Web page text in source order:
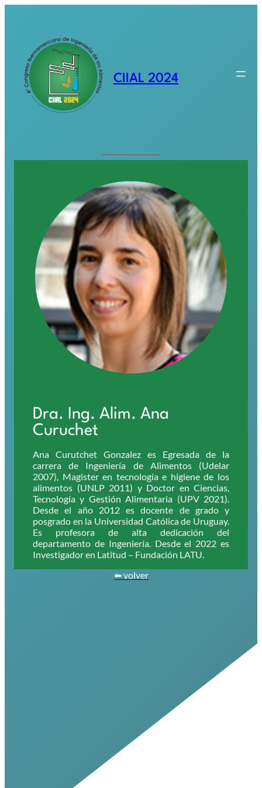
CIIAL 2024
Dra. Ing. Alim. Ana
Curuchet
Ana Curutchet Gonzalez es Egresada de la
carrera de Ingeniería de Alimentos (Udelar
2007), Magister en tecnología e higiene de los
alimentos (UNLP 2011) y Doctor en Ciencias,
Tecnología y Gestión Alimentaria (UPV 2021).
Desde el año 2012 es docente de grado y
posgrado en la Universidad Católica de Uruguay.
Es profesora de alta dedicación del
departamento de Ingeniería. Desde el 2022 es
Investigador en Latitud – Fundación LATU.
⬅ volver